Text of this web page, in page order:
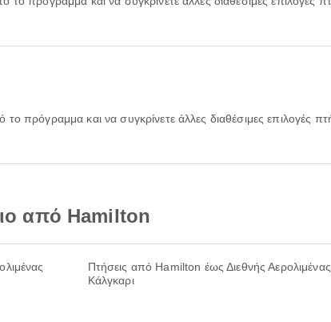
από Hamilton
Πτήσεις από Hamilton έως Διεθνής Αερολιμένας
Κάλγκαρι